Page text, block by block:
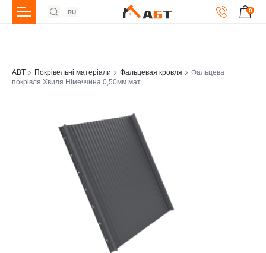
RU 0
ABT Покрівельні матеріали Фальцевая кровля
Фальцева
покрівля Хвиля Німеччина 0,50мм мат